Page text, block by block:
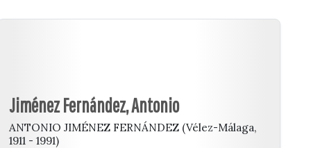
Jiménez Fernández, Antonio
ANTONIO JIMÉNEZ FERNÁNDEZ (Vélez-Málaga,
1911 - 1991)